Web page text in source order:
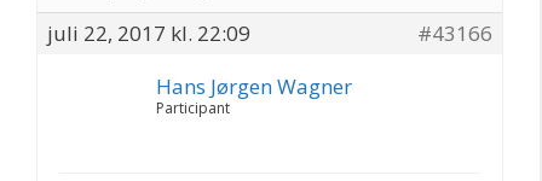
juli 22, 2017 kl. 22:09
#43166
Hans Jørgen Wagner
Participant